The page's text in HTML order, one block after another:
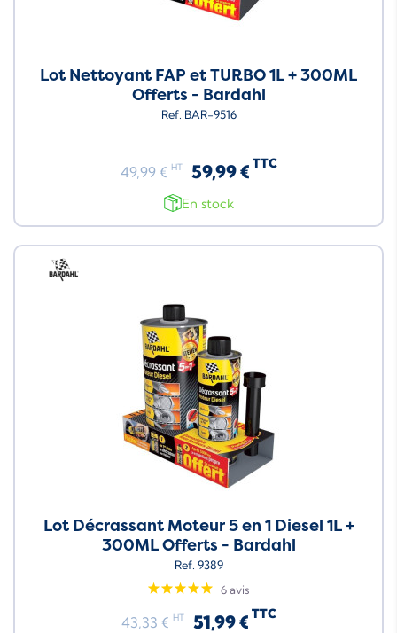
Lot Nettoyant FAP et TURBO 1L + 300ML
Offerts - Bardahl
Ref. BAR-9516
49,99 € HT 59,99 € TTC
En stock
Neuf
Lot Décrassant Moteur 5 en 1 Diesel 1L +
300ML Offerts - Bardahl
Ref. 9389
6 avis
43,33 € HT 51,99 € TTC